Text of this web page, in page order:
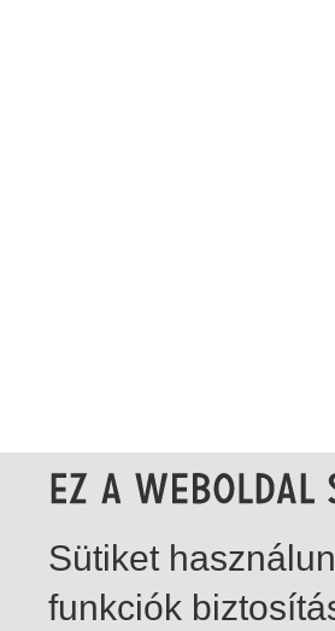
Sütiket
funkciók